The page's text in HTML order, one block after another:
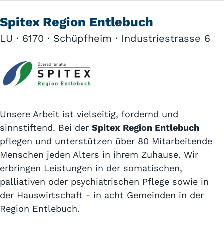
Spitex Region Entlebuch
LU · 6170 · Schüpfheim · Industriestrasse 6
Unsere Arbeit ist vielseitig, fordernd und
sinnstiftend. Bei der Spitex Region Entlebuch
pflegen und unterstützen über 80 Mitarbeitende
Menschen jeden Alters in ihrem Zuhause. Wir
erbringen Leistungen in der somatischen,
palliativen oder psychiatrischen Pflege sowie in
der Hauswirtschaft - in acht Gemeinden in der
Region Entlebuch.